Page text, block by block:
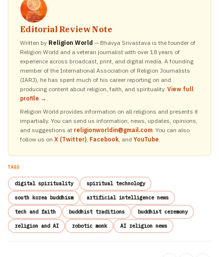
Editorial Review Note
Written by Religion World — Bhavya Srivastava is the founder of
Religion World and a veteran journalist with over 18 years of
experience across broadcast, print, and digital media. A founding
member of the International Association of Religion Journalists
(IARJ), he has spent much of his career reporting on and
producing content about religion, faith, and spirituality. View full
profile → .
Religion World provides information on all religions and presents it
impartially. You can send us information, news, updates, opinions,
and suggestions at religionworldin@gmail.com. You can also
follow us on X (Twitter), Facebook, and YouTube.
TAGS
digital spirituality spiritual technology
south korea buddhism artificial intelligence news
tech and faith buddhist traditions buddhist ceremony
religion and AI robotic monk AI religion news